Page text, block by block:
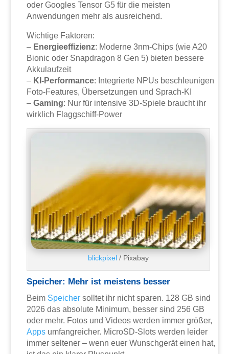
oder Googles Tensor G5 für die meisten
Anwendungen mehr als ausreichend.
Wichtige Faktoren:
– Energieeffizienz: Moderne 3nm-Chips (wie A20
Bionic oder Snapdragon 8 Gen 5) bieten bessere
Akkulaufzeit
– KI-Performance: Integrierte NPUs beschleunigen
Foto-Features, Übersetzungen und Sprach-KI
–Gaming: Nur für intensive 3D-Spiele braucht ihr
wirklich Flaggschiff-Power
blickpixel / Pixabay
Speicher: Mehr ist meistens besser
Beim Speicher solltet ihr nicht sparen. 128 GB sind
2026 das absolute Minimum, besser sind 256 GB
oder mehr. Fotos und Videos werden immer größer,
Apps umfangreicher. MicroSD-Slots werden leider
immer seltener – wenn euer Wunschgerät einen hat,